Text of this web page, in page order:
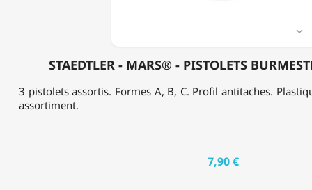
STAEDTLER - MARS® - PISTOLETS

3 pistolets assortis. Formes A, B, C. Profil antitaches.
assortiment.
7,90 €